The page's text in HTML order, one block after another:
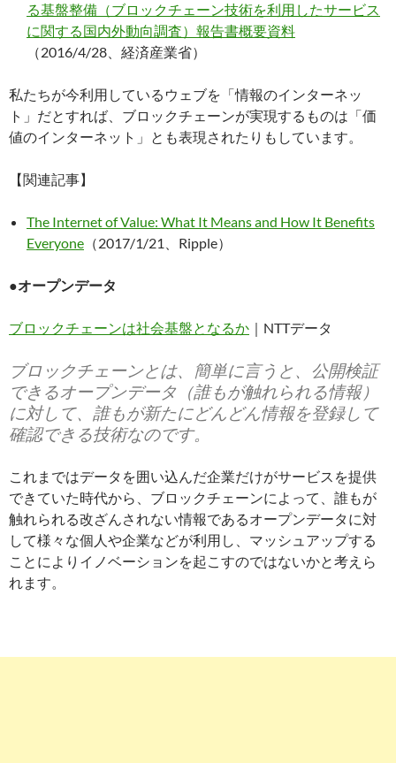
る基盤整備（ブロックチェーン技術を利⽤したサービス
に関する国内外動向調査）報告書概要資料
（2016/4/28、経済産業省）
私たちが今利用しているウェブを「情報のインターネッ
ト」だとすれば、ブロックチェーンが実現するものは「価
値のインターネット」とも表現されたりもしています。
【関連記事】
The Internet of Value: What It Means and How It Benefits
Everyone （2017/1/21、Ripple）
●オープンデータ
ブロックチェーンは社会基盤となるか ｜NTTデータ
ブロックチェーンとは、簡単に言うと、公開検証
できるオープンデータ（誰もが触れられる情報）
に対して、誰もが新たにどんどん情報を登録して
確認できる技術なのです。
これまではデータを囲い込んだ企業だけがサービスを提供
できていた時代から、ブロックチェーンによって、誰もが
触れられる改ざんされない情報であるオープンデータに対
して様々な個人や企業などが利用し、マッシュアップする
ことによりイノベーションを起こすのではないかと考えら
れます。